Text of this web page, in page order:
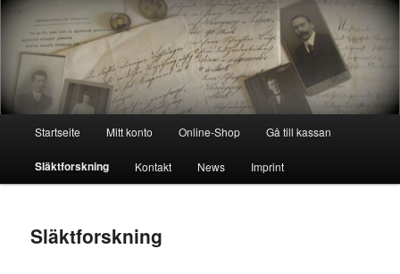
Startseite Mitt konto Online-Shop Gå till kassan
Släktforskning Kontakt News Imprint
Släktforskning